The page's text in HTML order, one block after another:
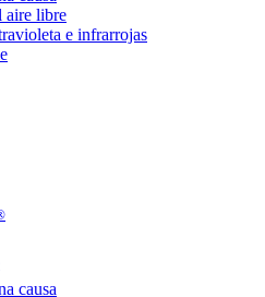
aire libre
e infrarrojas
causa